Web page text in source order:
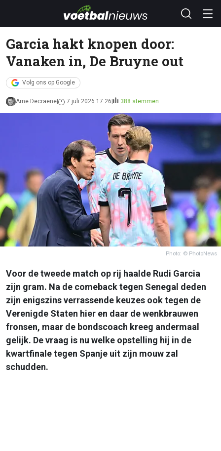
Garcia hakt knopen door:
Vanaken in, De Bruyne out
Volg ons op Google
Arne Decraene 7 juli 2026 17:26 388 stemmen
Photo: © PhotoNews
Voor de tweede match op rij haalde Rudi Garcia
zijn gram. Na de comeback tegen Senegal deden
zijn enigszins verrassende keuzes ook tegen de
Verenigde Staten hier en daar de wenkbrauwen
fronsen, maar de bondscoach kreeg andermaal
gelijk. De vraag is nu welke opstelling hij in de
kwartfinale tegen Spanje uit zijn mouw zal
schudden.